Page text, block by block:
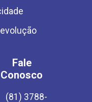
Fale
Conosco
(81) 3788-